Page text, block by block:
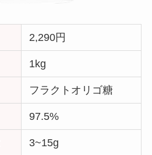
2,290円
1kg
フラクトオリゴ糖
97.5%
3~15g